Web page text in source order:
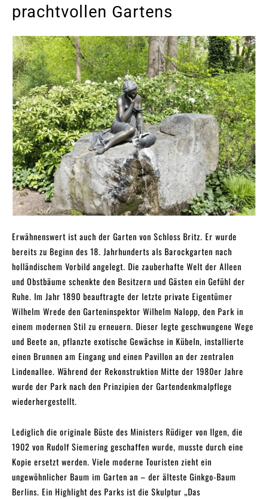
prachtvollen Gartens
Erwähnenswert ist auch der Garten von Schloss Britz. Er wurde
bereits zu Beginn des 18. Jahrhunderts als Barockgarten nach
holländischem Vorbild angelegt. Die zauberhafte Welt der Alleen
und Obstbäume schenkte den Besitzern und Gästen ein Gefühl der
Ruhe. Im Jahr 1890 beauftragte der letzte private Eigentümer
Wilhelm Wrede den Garteninspektor Wilhelm Nalopp, den Park in
einem modernen Stil zu erneuern. Dieser legte geschwungene Wege
und Beete an, pflanzte exotische Gewächse in Kübeln, installierte
einen Brunnen am Eingang und einen Pavillon an der zentralen
Lindenallee. Während der Rekonstruktion Mitte der 1980er Jahre
wurde der Park nach den Prinzipien der Gartendenkmalpflege
wiederhergestellt.
Lediglich die originale Büste des Ministers Rüdiger von Ilgen, die
1902 von Rudolf Siemering geschaffen wurde, musste durch eine
Kopie ersetzt werden. Viele moderne Touristen zieht ein
ungewöhnlicher Baum im Garten an – der älteste Ginkgo-Baum
Berlins. Ein Highlight des Parks ist die Skulptur „Das